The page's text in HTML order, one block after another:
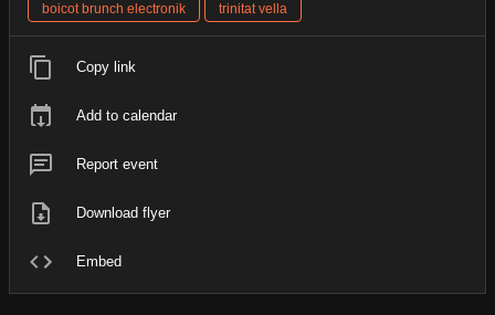
boicot brunch electronik
trinitat vella
Copy link
Add to calendar
Report event
Download flyer
Embed